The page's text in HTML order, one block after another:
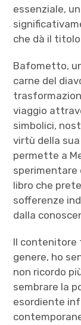
essenziale,
che dà il
Bafometto,
carne del
viaggio
simbolici,
virtù della
permette a
sperimentare
libro che
sofferenze
dalla
Il contenitore
genere, ho
non ricordo
sembrare la
esordiente